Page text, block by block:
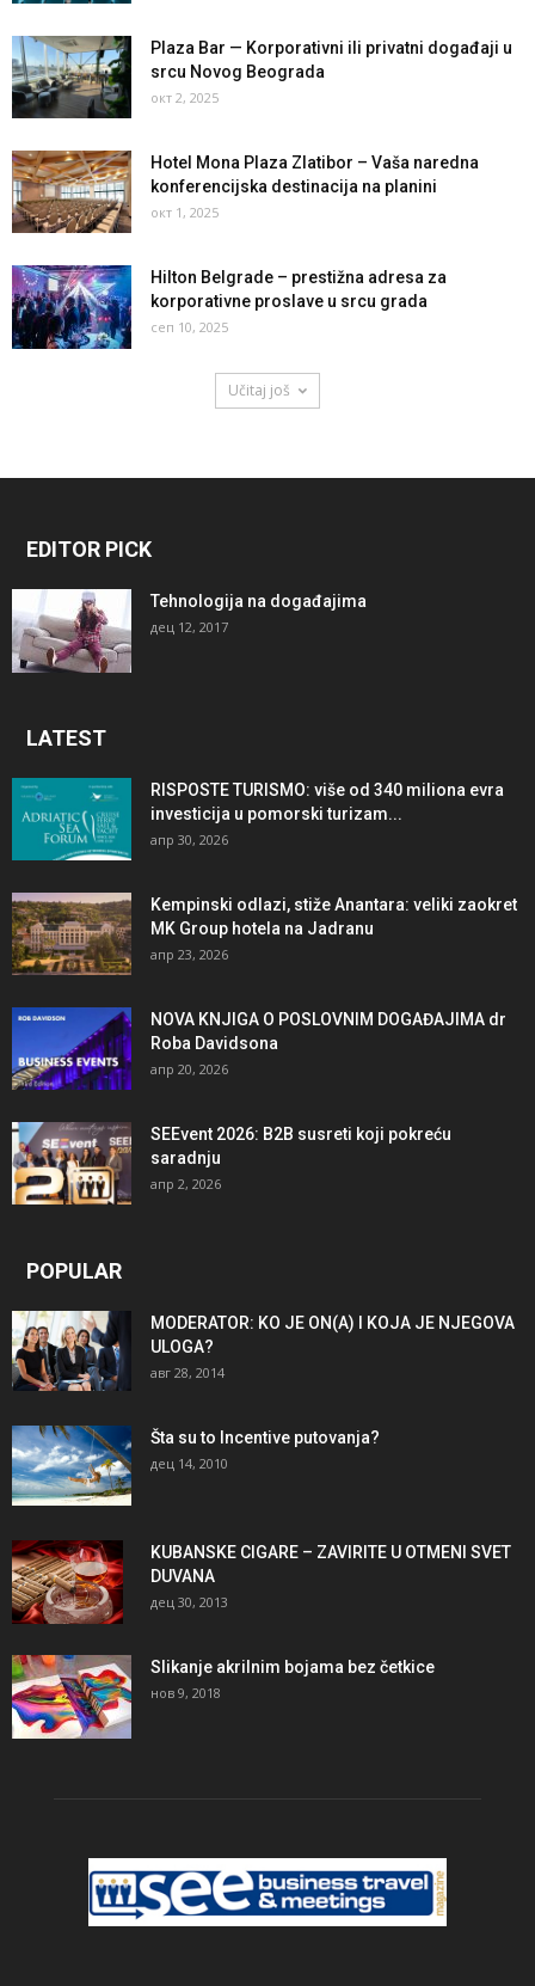
Plaza Bar — Korporativni ili privatni događaji u
srcu Novog Beograda
окт 2, 2025
Hotel Mona Plaza Zlatibor – Vaša naredna
konferencijska destinacija na planini
окт 1, 2025
Hilton Belgrade – prestižna adresa za
korporativne proslave u srcu grada
сеп 10, 2025
Učitaj još
EDITOR PICK
Tehnologija na događajima
дец 12, 2017
LATEST
RISPOSTE TURISMO: više od 340 miliona evra
investicija u pomorski turizam...
апр 30, 2026
Kempinski odlazi, stiže Anantara: veliki zaokret
MK Group hotela na Jadranu
апр 23, 2026
NOVA KNJIGA O POSLOVNIM DOGAĐAJIMA dr
Roba Davidsona
апр 20, 2026
SEEvent 2026: B2B susreti koji pokreću
saradnju
апр 2, 2026
POPULAR
MODERATOR: KO JE ON(A) I KOJA JE NJEGOVA
ULOGA?
авг 28, 2014
Šta su to Incentive putovanja?
дец 14, 2010
KUBANSKE CIGARE – ZAVIRITE U OTMENI SVET
DUVANA
дец 30, 2013
Slikanje akrilnim bojama bez četkice
нов 9, 2018